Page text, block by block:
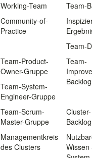
Working-Team
Community-of-
Practice
Team-Product-
Owner-Gruppe
Team-System-
Engineer-Gruppe
Team-Scrum-
Master-Gruppe
Managementkreis
des Clusters
Team-
Team-
Team-
Backlog
Cluster-
Backlog
Wissen